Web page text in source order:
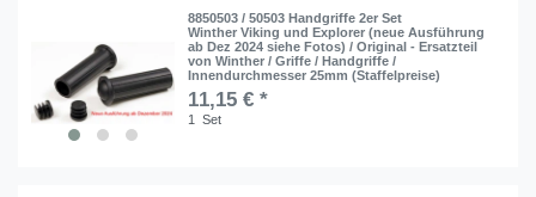
8850503 / 50503 Handgriffe 2er Set
Winther Viking und Explorer (neue Ausführung
ab Dez 2024 siehe Fotos) / Original - Ersatzteil
von Winther / Griffe / Handgriffe /
Innendurchmesser 25mm (Staffelpreise)
11,15 € *
1 Set